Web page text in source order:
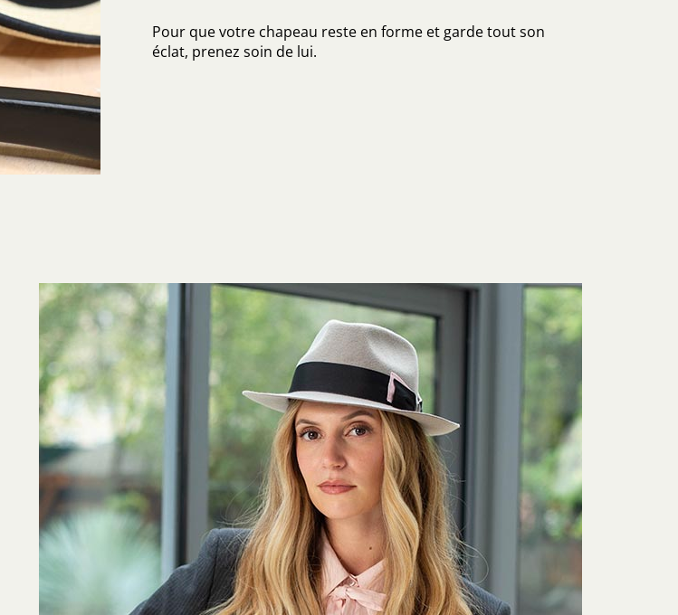
Pour que votre chapeau reste en forme et garde tout son
éclat, prenez soin de lui.